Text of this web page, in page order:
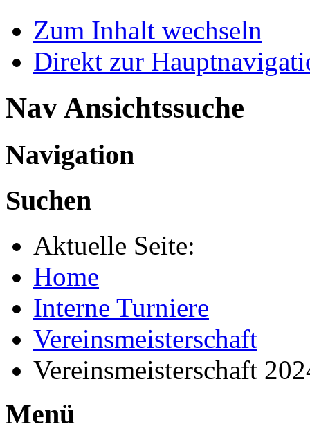
Zum Inhalt wechseln
Direkt zur
Nav Ansichtssuche
Navigation
Suchen
Aktuelle Seite:
Home
Interne Turniere
Vereinsmeisterschaft
Vereinsmeisterschaft
Menü